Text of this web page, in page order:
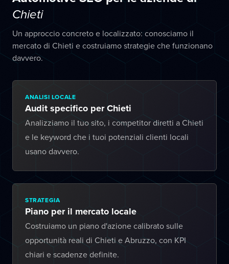
Chieti
Un approccio concreto e localizzato: conosciamo il
mercato di Chieti e costruiamo strategie che funzionano
davvero.
ANALISI LOCALE
Audit specifico per Chieti
Analizziamo il tuo sito, i competitor diretti a Chieti
e le keyword che i tuoi potenziali clienti locali
usano davvero.
STRATEGIA
Piano per il mercato locale
Costruiamo un piano d'azione calibrato sulle
opportunità reali di Chieti e Abruzzo, con KPI
chiari e scadenze definite.